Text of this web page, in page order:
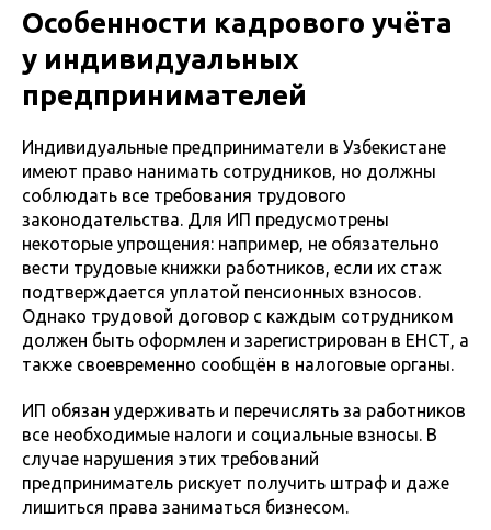
Особенности кадрового учёта
у индивидуальных
предпринимателей
Индивидуальные предприниматели в Узбекистане
имеют право нанимать сотрудников, но должны
соблюдать все требования трудового
законодательства. Для ИП предусмотрены
некоторые упрощения: например, не обязательно
вести трудовые книжки работников, если их стаж
подтверждается уплатой пенсионных взносов.
Однако трудовой договор с каждым сотрудником
должен быть оформлен и зарегистрирован в ЕНСТ, а
также своевременно сообщён в налоговые органы.
ИП обязан удерживать и перечислять за работников
все необходимые налоги и социальные взносы. В
случае нарушения этих требований
предприниматель рискует получить штраф и даже
лишиться права заниматься бизнесом.